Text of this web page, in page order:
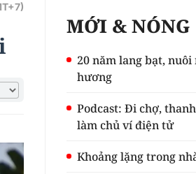
MỚI & NÓNG
20 năm lang bạt,
hương
Podcast: Đi chợ,
làm chủ ví điện tử
Khoảng lặng trong